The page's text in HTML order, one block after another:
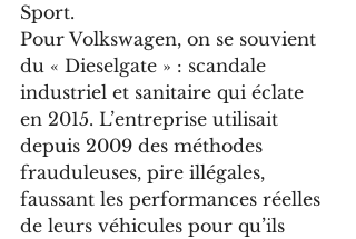
Sport.
Pour Volkswagen, on se souvient
du « Dieselgate » : scandale
industriel et sanitaire qui éclate
en 2015. L’entreprise utilisait
depuis 2009 des méthodes
frauduleuses, pire illégales,
faussant les performances réelles
de leurs véhicules pour qu’ils